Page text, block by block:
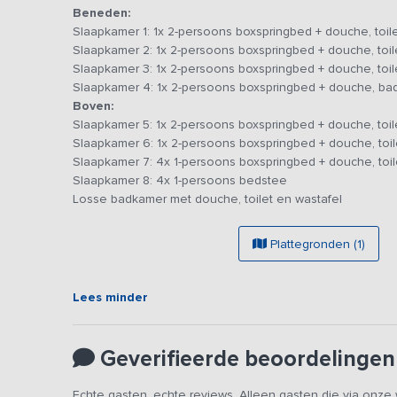
je uit de kruidentuin en groentes uit de moestuin. Geen
mogelijkheden om uit eten te gaan.
Je beschikt over 7 slaapkamers met badkamer en-suite
slaapkamers met twee 2-persoons boxspringbedden,
slaapkamer met vier 1-persoons bedsteden (normale 1-
Bijzonderheden: Dit vakantieadres is zowel voor kleine
ons platform. Het betreft hetzelfde vakantieadres met
tegelijk verhuurd.
Beneden:
Slaapkamer 1: 1x 2-persoons boxspringbed + douche,
Slaapkamer 2: 1x 2-persoons boxspringbed + douche,
Slaapkamer 3: 1x 2-persoons boxspringbed + douche,
Slaapkamer 4: 1x 2-persoons boxspringbed + douche,
Boven:
Slaapkamer 5: 1x 2-persoons boxspringbed + douche,
Slaapkamer 6: 1x 2-persoons boxspringbed + douche,
Slaapkamer 7: 4x 1-persoons boxspringbed + douche,
Slaapkamer 8: 4x 1-persoons bedstee
Losse badkamer met douche, toilet en wastafel
Plattegronden (1)
Lees minder
Geverifieerde beoordelingen